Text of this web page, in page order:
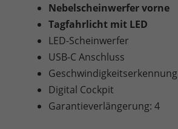
Nebelscheinwerfer vorne
Tagfahrlicht mit LED
LED-Scheinwerfer
USB-C Anschluss
Geschwindigkeitserkennung
Digital Cockpit
Garantieverlängerung: 4